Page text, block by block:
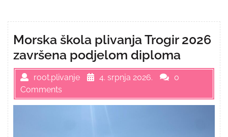
Morska škola plivanja Trogir 2026
završena podjelom diploma
root.plivanje 4. srpnja 2026.
0
Comments